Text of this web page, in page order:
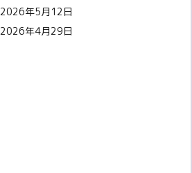
2026年5月12日
2026年4月29日